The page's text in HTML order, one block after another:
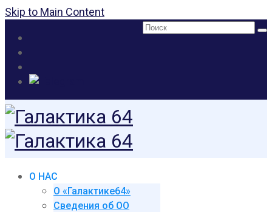
Skip to Main Content
Поиск:
О НАС
О «Галактике64»
Сведения об ОО